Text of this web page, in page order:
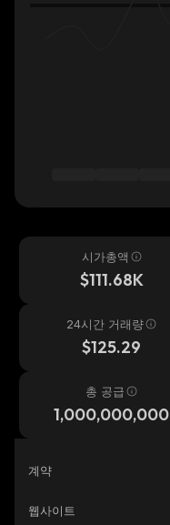
시가총액
$111.68K
24시간 거래량
$125.29
총 공급
1,000,000,000
계약
웹사이트